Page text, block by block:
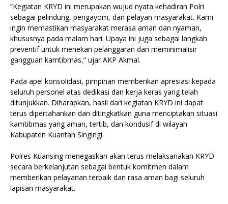
“Kegiatan KRYD ini merupakan wujud nyata kehadiran Polri
sebagai pelindung, pengayom, dan pelayan masyarakat. Kami
ingin memastikan masyarakat merasa aman dan nyaman,
khususnya pada malam hari. Upaya ini juga sebagai langkah
preventif untuk menekan pelanggaran dan meminimalisir
gangguan kamtibmas,” ujar AKP Akmal.
Pada apel konsolidasi, pimpinan memberikan apresiasi kepada
seluruh personel atas dedikasi dan kerja keras yang telah
ditunjukkan. Diharapkan, hasil dari kegiatan KRYD ini dapat
terus dipertahankan dan ditingkatkan guna menciptakan situasi
kamtibmas yang aman, tertib, dan kondusif di wilayah
Kabupaten Kuantan Singingi.
Polres Kuansing menegaskan akan terus melaksanakan KRYD
secara berkelanjutan sebagai bentuk komitmen dalam
memberikan pelayanan terbaik dan rasa aman bagi seluruh
lapisan masyarakat.